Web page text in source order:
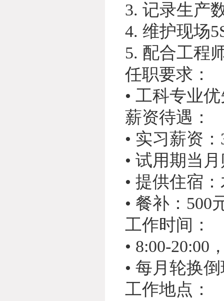
3. 记录生产
4. 维护现场
5. 配合工程
任职要求：
• 工科专业
薪资待遇：
• 实习薪资
• 试用期当
• 提供住宿
• 餐补：
工作时间：
• 8:00-
• 每月轮换
工作地点：